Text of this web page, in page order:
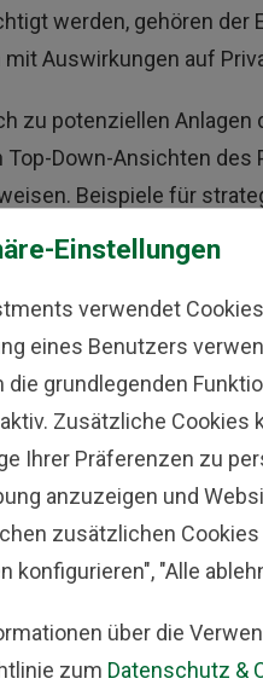
werden, gehören
Auswirkungen auf
zu potenziellen
Down-Ansichten
Beispiele für
geografische
beinhaltet die
zu
Zu diesen Faktoren
sowie
um zu ermitteln,
Renditen
Elemente:
Einstellungen
verwendet
eines Benutzers
die grundlegenden
Zusätzliche Cookies
Ihrer Präferenzen zu
anzuzeigen und
zusätzlichen
konfigurieren", "Alle
über die
zum Datenschutz &